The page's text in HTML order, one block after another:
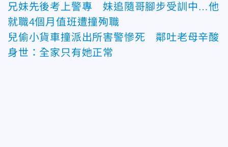
兄妹先後考上警專 妹追隨哥腳步受訓中…他
就職4個月值班遭撞殉職
兒偷小貨車撞派出所害警慘死 鄰吐老母辛酸
身世：全家只有她正常